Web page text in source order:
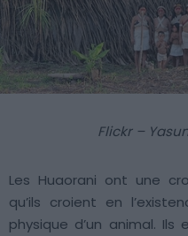
Flickr –
Les Huaorani ont une
qu’ils croient en
physique d’un animal. Ils